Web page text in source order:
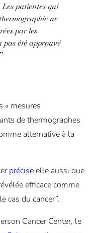
patientes qui
ne
par les
pas été approuvé
”
« mesures
de thermographes
alternative à la
préciseelle aussi que
efficace comme
cas du cancer”.
Cancer Center, le